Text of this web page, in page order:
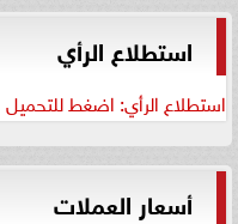
استطلاع الرأي
استطلاع الرأي: اضغط للتحميل
أسعار العملات